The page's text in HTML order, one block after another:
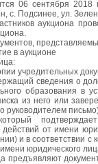
06 сентября
с. Подсинее, ул.
аукциона
в аукционе
учредительных
сведения о
образования в
из него или
руководителем
действий от имени
и в соответствии
юридического
предъявляют